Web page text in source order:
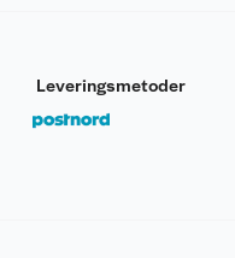
Leveringsmetoder